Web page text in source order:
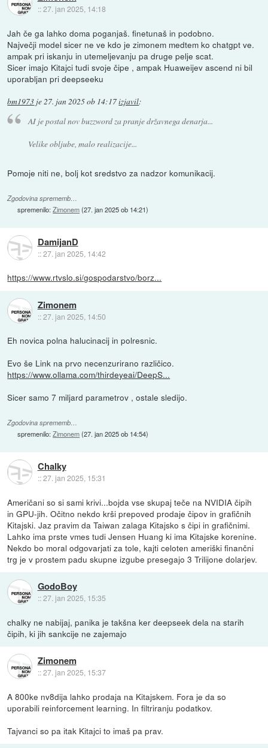
::27. jan 2025, 14:18
Jah če ga lahko doma poganjaš. finetunaš in podobno.
Največji model sicer ne ve kdo je zimonem medtem ko chatgpt ve.
ampak pri iskanju in utemeljevanju pa druge pelje scat.
Sicer imajo Kitajci tudi svoje čipe , ampak Huaweijev ascend ni bil
uporabljan pri deepseeku
bm1973 je27. jan 2025 ob 14:17izjavil:
AI je postal nov buzzword za pranje državnega denarja...
Velike obljube, malo realizacije...
Pomoje niti ne, bolj kot sredstvo za nadzor komunikacij.
Zgodovina sprememb…
spremenilo:Zimonem(27. jan 2025 ob 14:21)
DamijanD
::27. jan 2025, 14:42
https://www.rtvslo.si/gospodarstvo/borz...
Zimonem
::27. jan 2025, 14:50
Eh novica polna halucinacij in polresnic.
Evo še Link na prvo necenzurirano različico.
https://www.ollama.com/thirdeyeai/DeepS...
Sicer samo 7 miljard parametrov , ostale sledijo.
Zgodovina sprememb…
spremenilo:Zimonem(27. jan 2025 ob 14:54)
Chalky
::27. jan 2025, 15:31
Američani so si sami krivi...bojda vse skupaj teče na NVIDIA čipih
in GPU-jih. Očitno nekdo krši prepoved prodaje čipov in grafičnih
Kitajski. Jaz pravim da Taiwan zalaga Kitajsko s čipi in grafičnimi.
Lahko ima prste vmes tudi Jensen Huang ki ima Kitajske korenine.
Nekdo bo moral odgovarjati za tole, kajti celoten ameriški finančni
trg je v prostem padu skupne izgube presegajo 3 Trilijone dolarjev.
GodoBoy
::27. jan 2025, 15:35
chalky ne nabijaj, panika je takšna ker deepseek dela na starih
čipih, ki jih sankcije ne zajemajo
Zimonem
::27. jan 2025, 15:37
A 800ke nv8dija lahko prodaja na Kitajskem. Fora je da so
uporabili reinforcement learning. In filtriranju podatkov.
Tajvanci so pa itak Kitajci to imaš pa prav.